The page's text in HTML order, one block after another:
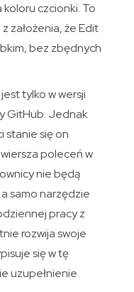
czcionki. To
założenia, że Edit
bez zbędnych
tylko w wersji
GitHub. Jednak
stanie się on
poleceń w
nie będą
samo narzędzie
pracy z
rozwija swoje
się w tę
uzupełnienie.